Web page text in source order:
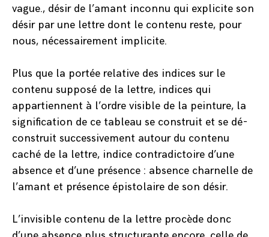
vague., désir de l’amant inconnu qui explicite son
désir par une lettre dont le contenu reste, pour
nous, nécessairement implicite.
Plus que la portée relative des indices sur le
contenu supposé de la lettre, indices qui
appartiennent à l’ordre visible de la peinture, la
signification de ce tableau se construit et se dé-
construit successivement autour du contenu
caché de la lettre, indice contradictoire d’une
absence et d’une présence : absence charnelle de
l’amant et présence épistolaire de son désir.
L’invisible contenu de la lettre procède donc